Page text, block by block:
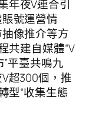
年夜V連合引
號運營情
像推介等方
共建自媒體“V
”平臺共鳴九
超300個，推
型“收集生態